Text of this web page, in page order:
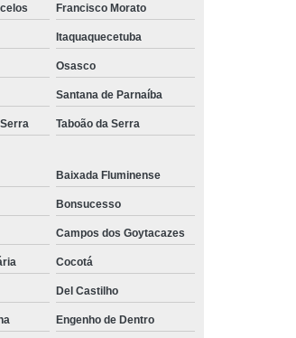
de Tomadas para Rack 20a
Disjuntor
Régua de Tomadas
Régua Tomada Pdu com Lcd
Pdu Iec320 C13
para Monitor Articulável
Monitor Mecanico
Vesa
Corporativo
Francisco Morato
Itaquaquecetuba
Osasco
Santana de Parnaíba
Taboão da Serra
Baixada Fluminense
Bonsucesso
Campos dos Goytacazes
Cocotá
Del Castilho
Engenho de Dentro